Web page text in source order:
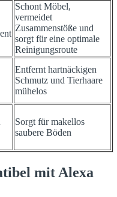
Schont Möbel,
vermeidet
Zusammenstöße und
sorgt für eine optimale
Reinigungsroute
Entfernt hartnäckigen
Schmutz und Tierhaare
mühelos
Sorgt für makellos
saubere Böden
mit Alexa